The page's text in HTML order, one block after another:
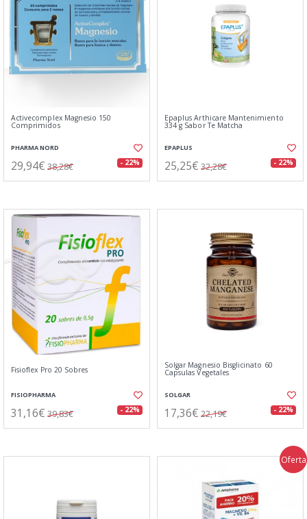
Activecomplex Magnesio 150
Comprimidos
PHARMA NORD
29,94€ 38,28€ - 22%
Epaplus Arthicare Mantenimiento
334 g Sabor Te Matcha
EPAPLUS
25,25€ 32,28€ - 22%
Fisioflex Pro 20 Sobres
FISIOPHARMA
31,16€ 39,83€ - 22%
Solgar Magnesio Bisglicinato 60
Capsulas Vegetales
SOLGAR
17,36€ 22,19€ - 22%
Oferta